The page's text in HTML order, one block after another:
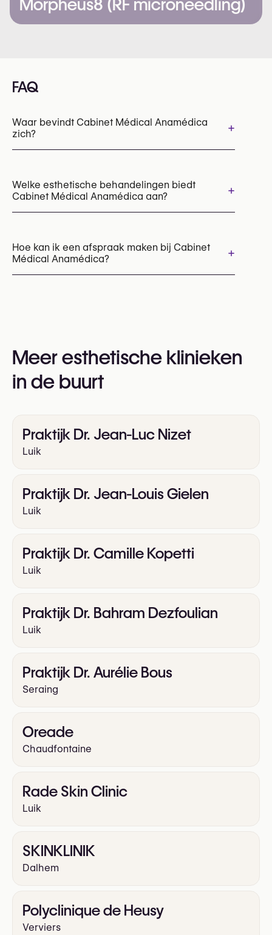
Morpheus8 (RF microneedling)
FAQ
Waar bevindt Cabinet Médical Anamédica
zich?
+
Welke esthetische behandelingen biedt
Cabinet Médical Anamédica aan?
+
RF behandeling
Hoe kan ik een afspraak maken bij Cabinet
Médical Anamédica?
+
https://www.anamedica.be/
Meer esthetische klinieken
in de buurt
Praktijk Dr. Jean-Luc Nizet
Luik
Praktijk Dr. Jean-Louis Gielen
Luik
Praktijk Dr. Camille Kopetti
Luik
Praktijk Dr. Bahram Dezfoulian
Luik
Praktijk Dr. Aurélie Bous
Seraing
Oreade
Chaudfontaine
Rade Skin Clinic
Luik
SKINKLINIK
Dalhem
Polyclinique de Heusy
Verviers